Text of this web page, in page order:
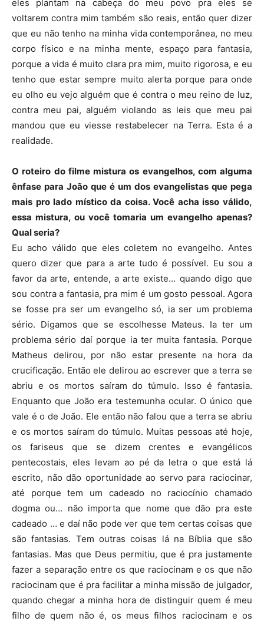
eles plantam na cabeça do meu povo pra eles se
voltarem contra mim também são reais, então quer dizer
que eu não tenho na minha vida contemporânea, no meu
corpo físico e na minha mente, espaço para fantasia,
porque a vida é muito clara pra mim, muito rigorosa, e eu
tenho que estar sempre muito alerta porque para onde
eu olho eu vejo alguém que é contra o meu reino de luz,
contra meu pai, alguém violando as leis que meu pai
mandou que eu viesse restabelecer na Terra. Esta é a
realidade.
O roteiro do filme mistura os evangelhos, com alguma
ênfase para João que é um dos evangelistas que pega
mais pro lado místico da coisa. Você acha isso válido,
essa mistura, ou você tomaria um evangelho apenas?
Qual seria?
Eu acho válido que eles coletem no evangelho. Antes
quero dizer que para a arte tudo é possível. Eu sou a
favor da arte, entende, a arte existe… quando digo que
sou contra a fantasia, pra mim é um gosto pessoal. Agora
se fosse pra ser um evangelho só, ia ser um problema
sério. Digamos que se escolhesse Mateus. Ia ter um
problema sério daí porque ia ter muita fantasia. Porque
Matheus delirou, por não estar presente na hora da
crucificação. Então ele delirou ao escrever que a terra se
abriu e os mortos saíram do túmulo. Isso é fantasia.
Enquanto que João era testemunha ocular. O único que
vale é o de João. Ele então não falou que a terra se abriu
e os mortos saíram do túmulo. Muitas pessoas até hoje,
os fariseus que se dizem crentes e evangélicos
pentecostais, eles levam ao pé da letra o que está lá
escrito, não dão oportunidade ao servo para raciocinar,
até porque tem um cadeado no raciocínio chamado
dogma ou… não importa que nome que dão pra este
cadeado … e daí não pode ver que tem certas coisas que
são fantasias. Tem outras coisas lá na Bíblia que são
fantasias. Mas que Deus permitiu, que é pra justamente
fazer a separação entre os que raciocinam e os que não
raciocinam que é pra facilitar a minha missão de julgador,
quando chegar a minha hora de distinguir quem é meu
filho de quem não é, os meus filhos raciocinam e os